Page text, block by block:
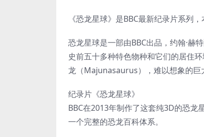
《恐龙星球》是BBC最新纪录片系列
恐龙星球是一部由BBC出品，约翰·赫
史前五十多种特色物种和它们的居住
龙（Majunasaurus），难以想象的巨
纪录片《恐龙星球》
BBC在2013年制作了这套纯3D的恐龙
一个完整的恐龙百科体系。